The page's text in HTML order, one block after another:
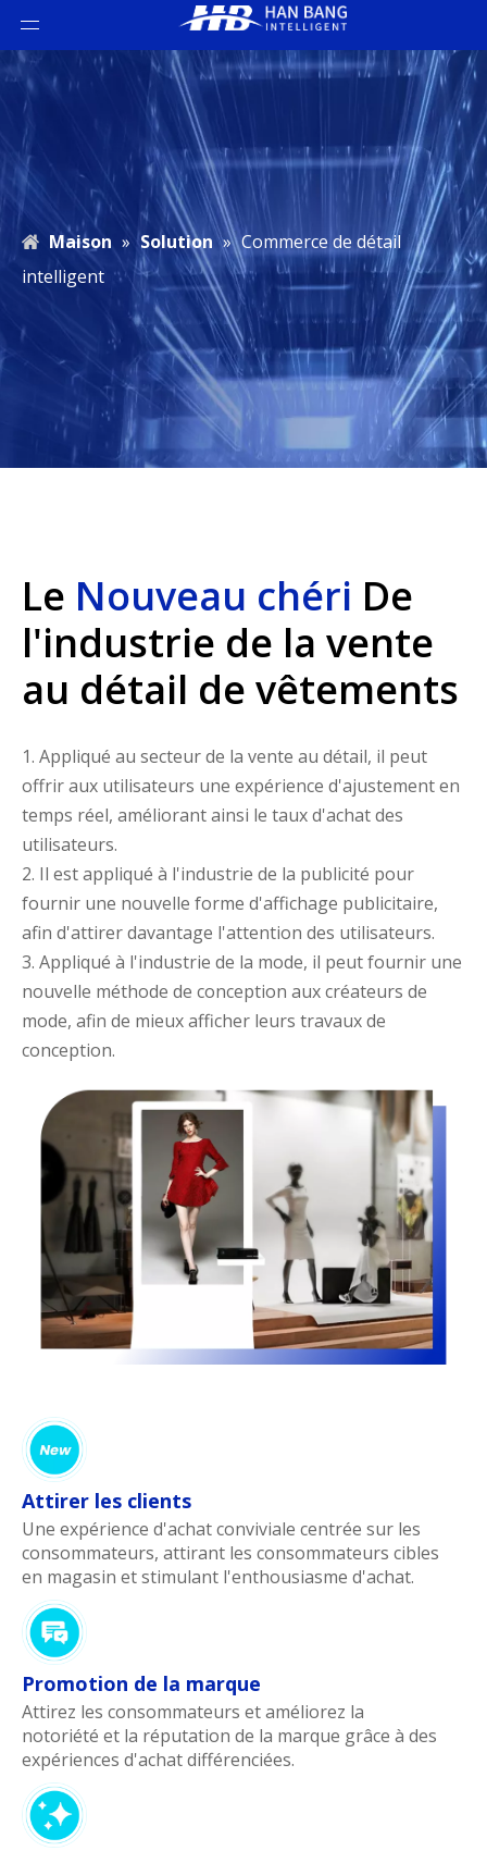
Maison » Solution » Commerce de détail
intelligent
Le Nouveau chéri De
l'industrie de la vente
au détail de vêtements
1. Appliqué au secteur de la vente au détail, il peut
offrir aux utilisateurs une expérience d'ajustement en
temps réel, améliorant ainsi le taux d'achat des
utilisateurs.
2. Il est appliqué à l'industrie de la publicité pour
fournir une nouvelle forme d'affichage publicitaire,
afin d'attirer davantage l'attention des utilisateurs.
3. Appliqué à l'industrie de la mode, il peut fournir une
nouvelle méthode de conception aux créateurs de
mode, afin de mieux afficher leurs travaux de
conception.
Attirer les clients
Une expérience d'achat conviviale centrée sur les
consommateurs, attirant les consommateurs cibles
en magasin et stimulant l'enthousiasme d'achat.
Promotion de la marque
Attirez les consommateurs et améliorez la
notoriété et la réputation de la marque grâce à des
expériences d'achat différenciées.